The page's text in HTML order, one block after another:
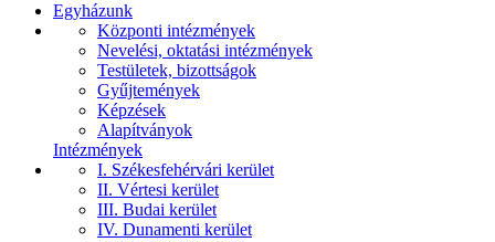
Egyházunk
Központi intézmények
Nevelési, oktatási intézmények
Testületek, bizottságok
Gyűjtemények
Képzések
Alapítványok
Intézmények
I. Székesfehérvári kerület
II. Vértesi kerület
III. Budai kerület
IV. Dunamenti kerület